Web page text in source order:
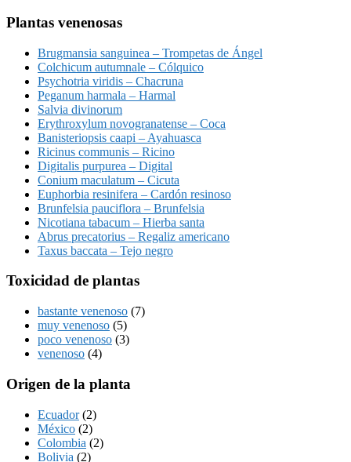
Plantas venenosas
Brugmansia sanguinea – Trompetas de Ángel
Colchicum autumnale – Cólquico
Psychotria viridis – Chacruna
Peganum harmala – Harmal
Salvia divinorum
Erythroxylum novogranatense – Coca
Banisteriopsis caapi – Ayahuasca
Ricinus communis – Ricino
Digitalis purpurea – Digital
Conium maculatum – Cicuta
Euphorbia resinifera – Cardón resinoso
Brunfelsia pauciflora – Brunfelsia
Nicotiana tabacum – Hierba santa
Abrus precatorius – Regaliz americano
Taxus baccata – Tejo negro
Toxicidad de plantas
bastante venenoso (7)
muy venenoso (5)
poco venenoso (3)
venenoso (4)
Origen de la planta
Ecuador(2)
México (2)
Colombia (2)
Bolivia (2)